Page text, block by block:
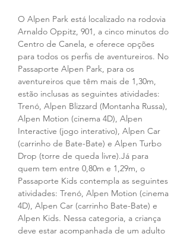
O Alpen Park está localizado na rodovia
Arnaldo Oppitz, 901, a cinco minutos do
Centro de Canela, e oferece opções
para todos os perfis de aventureiros. No
Passaporte Alpen Park, para os
aventureiros que têm mais de 1,30m,
estão inclusas as seguintes atividades:
Trenó, Alpen Blizzard (Montanha Russa),
Alpen Motion (cinema 4D), Alpen
Interactive (jogo interativo), Alpen Car
(carrinho de Bate-Bate) e Alpen Turbo
Drop (torre de queda livre).Já para
quem tem entre 0,80m e 1,29m, o
Passaporte Kids contempla as seguintes
atividades: Trenó, Alpen Motion (cinema
4D), Alpen Car (carrinho Bate-Bate) e
Alpen Kids. Nessa categoria, a criança
deve estar acompanhada de um adulto